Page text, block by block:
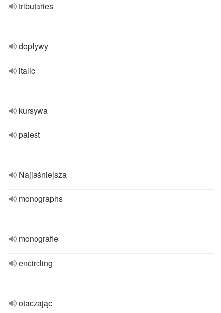
tributaries
dopływy
italic
kursywa
palest
Najjaśniejsza
monographs
monografie
encircling
otaczając